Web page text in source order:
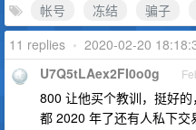
帐号
冻结 骗子
11 replies • 2020-02-20
U7Q5tLAex2FI0o0g
800 让他买个教训，挺好
都 2020 年了还有人私下